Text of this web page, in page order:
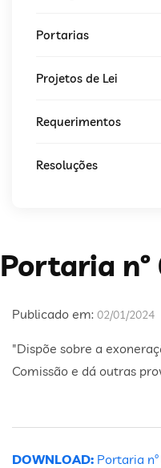
Portarias
Projetos de Lei
Requerimentos
Resoluções
Portaria
Publicado em: 02/01/2024
"Dispõe sobre a
Comissão e dá outras
DOWNLOAD: Portaria